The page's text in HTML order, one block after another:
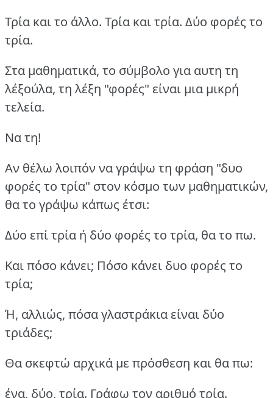
Τρία και το άλλο. Τρία και τρία. Δύο φορές το
τρία.
Στα μαθηματικά, το σύμβολο για αυτη τη
λέξούλα, τη λέξη "φορές" είναι μια μικρή
τελεία.
Να τη!
Αν θέλω λοιπόν να γράψω τη φράση "δυο
φορές το τρία" στον κόσμο των μαθηματικών,
θα το γράψω κάπως έτσι:
Δύο επί τρία ή δύο φορές το τρία, θα το πω.
Και πόσο κάνει; Πόσο κάνει δυο φορές το
τρία;
Ή, αλλιώς, πόσα γλαστράκια είναι δύο
τριάδες;
Θα σκεφτώ αρχικά με πρόσθεση και θα πω:
ένα, δύο, τρία. Γράφω τον αριθμό τρία.